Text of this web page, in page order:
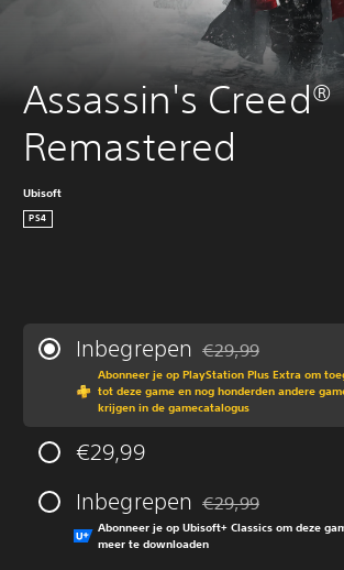
Assassin's Creed®
Remastered
Ubisoft
PS4
Inbegrepen Korting ten
€29,99
Abonneer je op PlayStation Plus Extra om
tot deze game en nog honderden andere
krijgen in de gamecatalogus
€29,99
Inbegrepen Korting ten
€29,99
Abonneer je op Ubisoft+ Classics om deze
meer te downloaden